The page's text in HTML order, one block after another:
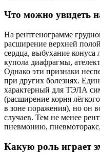
Что можно увидеть
На рентгенограмме
расширение верхней
сердца, выбухание конуса
купола диафрагмы,
Однако эти признаки
при других болезнях.
характерный для ТЭЛА
(расширение корня
в зоне поражения), но он
случаев. Тем не менее
пневмонию,
Какую роль играет